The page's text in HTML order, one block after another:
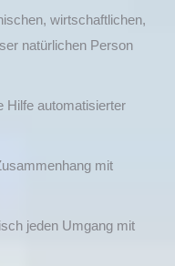
wirtschaftlichen,
natürlichen Person
Hilfe automatisierter
mit
jeden Umgang mit